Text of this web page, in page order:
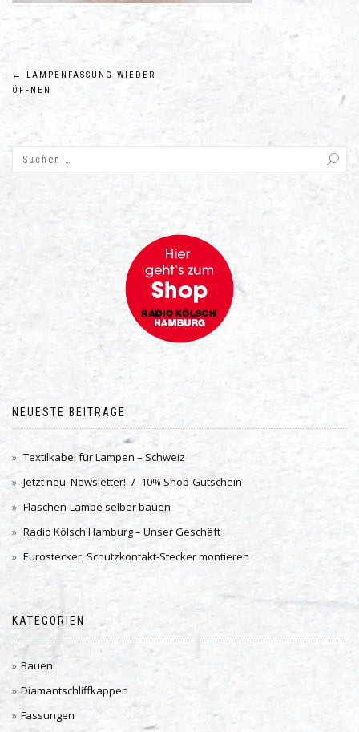
Beitragsnavigation
←
LAMPENFASSUNG WIEDER
ÖFFNEN
NEUESTE BEITRÄGE
Textilkabel für Lampen – Schweiz
Jetzt neu: Newsletter! -/- 10% Shop-Gutschein
Flaschen-Lampe selber bauen
Radio Kölsch Hamburg – Unser Geschäft
Eurostecker, Schutzkontakt-Stecker montieren
KATEGORIEN
Bauen
Diamantschliffkappen
Fassungen